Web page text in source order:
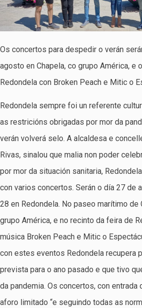
Os concertos para despedir o verán
agosto en Chapela, co grupo América, e
Redondela con Broken Peach e Mitic o
Redondela sempre foi un referente
as restricións obrigadas por mor da
verán volverá selo. A alcaldesa e
Rivas, sinalou que malia non poder
por mor da situación sanitaria,
con varios concertos. Serán o día 27 de
28 en Redondela. No paseo marítimo de
grupo América, e no recinto da feira de
música Broken Peach e Mitic o
con estes eventos Redondela recupera
prevista para o ano pasado e que tivo
da pandemia. Os concertos, con entrada
aforo limitado “e seguindo todas as